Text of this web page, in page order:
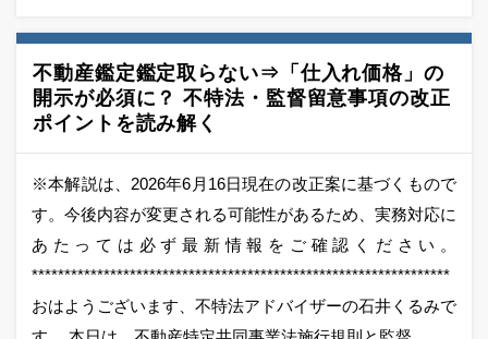
不動産鑑定鑑定取らない⇒「仕入れ価格」の
開示が必須に？ 不特法・監督留意事項の改正
ポイントを読み解く
※本解説は、2026年6月16日現在の改正案に基づくもので
す。今後内容が変更される可能性があるため、実務対応に
あたっては必ず最新情報をご確認ください。
****************************************************************
おはようございます、不特法アドバイザーの石井くるみで